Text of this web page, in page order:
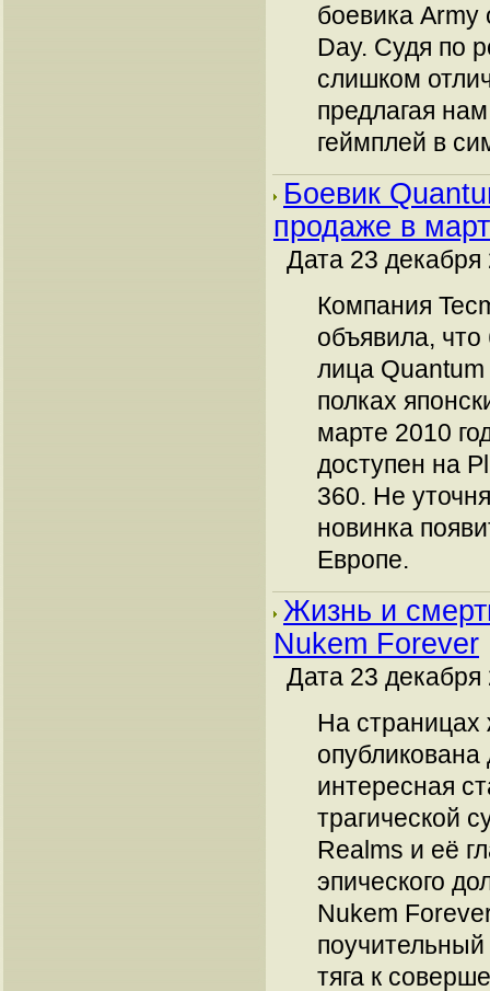
боевика Army
Day. Судя по
слишком
предлагая
геймплей в
Боевик
продаже в
Дата 23 декабря
Компания
объявила, что
лица
полках
марте 2010
доступен на
360. Не
новинка
Европе.
Жизнь и
Nukem Forever
Дата 23 декабря
На страницах
интересная
трагической
Realms и её
эпического
Nukem
тяга к